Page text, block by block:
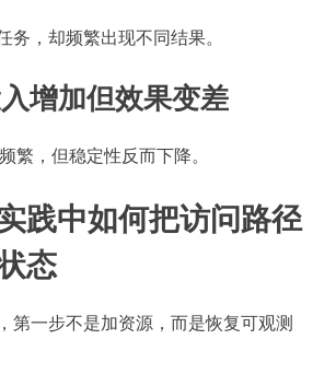
务，却频繁出现不同结果。
增加但效果变差
繁，但稳定性反而下降。
践中如何把访问路径
态
第一步不是加资源，而是恢复可观测